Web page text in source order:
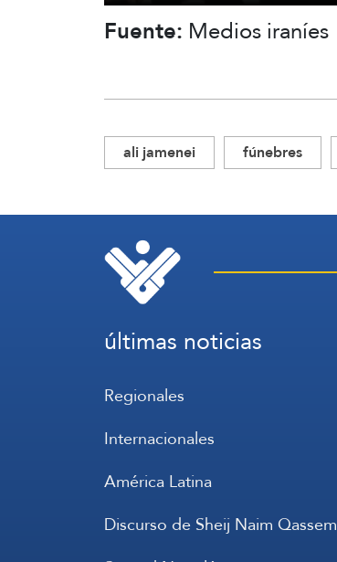
Fuente: Medios iraníes
ali jamenei fúnebres
últimas noticias
Regionales
Internacionales
América Latina
Discurso de Sheij Naim Qassem